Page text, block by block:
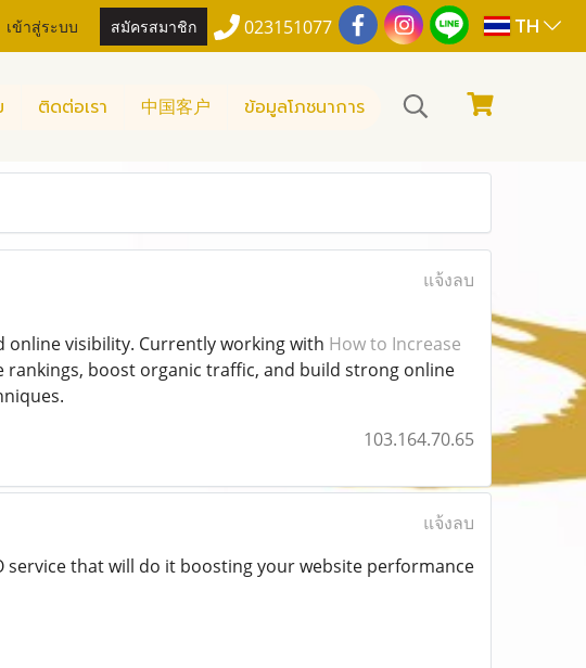
เข้าสู่ระบบ สมัครสมาชิก 023151077 TH
ติดต่อเรา 中国客户 ข้อมูลโภชนาการ
แจ้งลบ
online visibility. Currently working with How to Increase
boost organic traffic, and build strong online
103.164.70.65
แจ้งลบ
that will do it boosting your website performance